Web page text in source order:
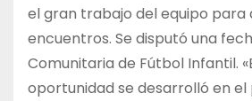
el gran trabajo del equipo para
encuentros. Se disputó una
Comunitaria de Fútbol Infantil.
oportunidad se desarrolló en el